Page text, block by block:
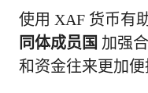
使用 XAF 货币
同体成员国 加强
和资金往来更加便